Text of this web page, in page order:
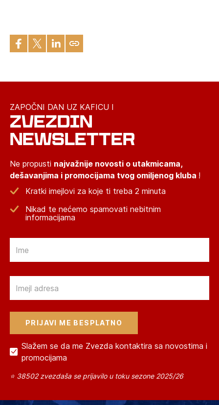
ZAPOČNI DAN UZ KAFICU I
ZVEZDIN
NEWSLETTER
Ne propusti najvažnije novosti o utakmicama,
dešavanjima i promocijama tvog omiljenog kluba !
Kratki imejlovi za koje ti treba 2 minuta
Nikad te nećemo spamovati nebitnim
informacijama
Slažem se da me Zvezda kontaktira sa novostima i
promocijama
⭐ 38502 zvezdaša se prijavilo u toku sezone 2025/26